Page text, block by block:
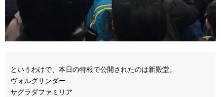
というわけで、本日の特報で公開されたのは新殿堂。
ヴォルグサンダー
サグラダファミリア